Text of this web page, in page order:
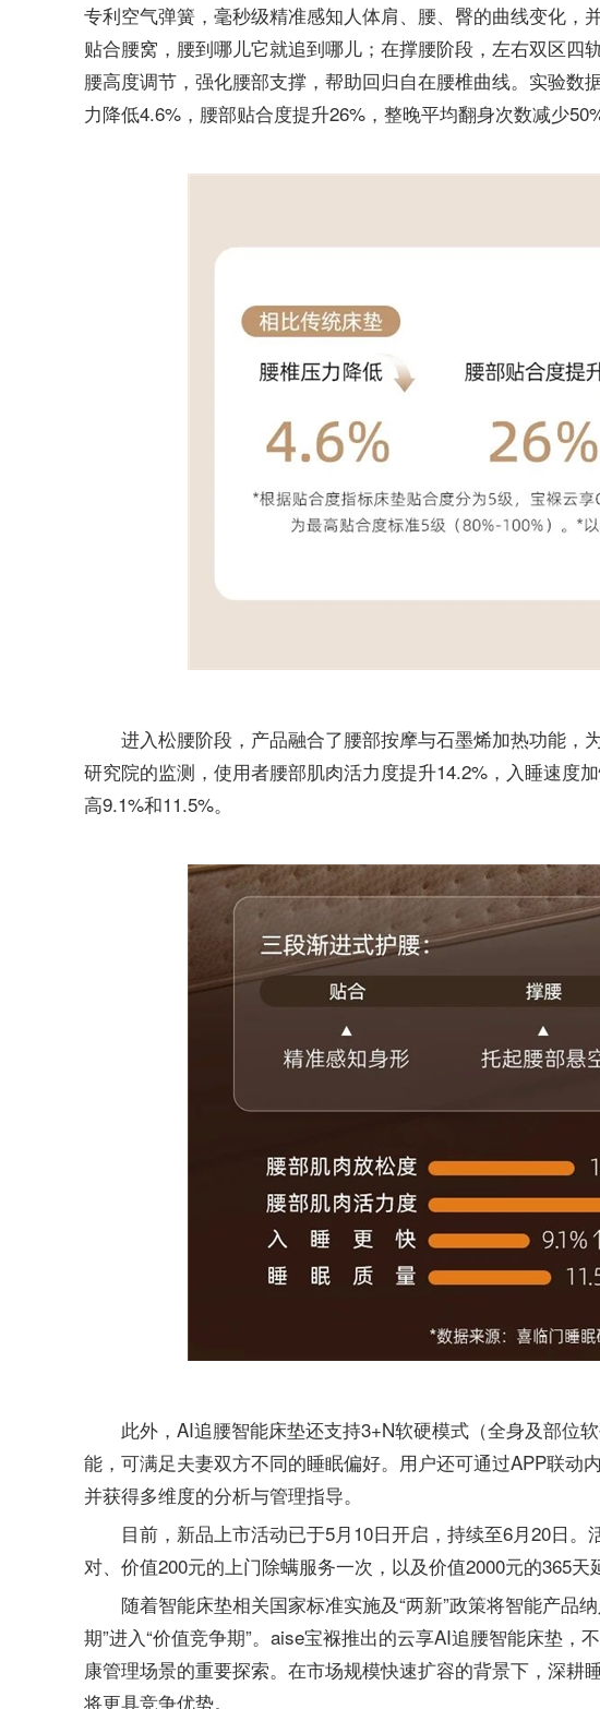
专利空气弹簧，毫秒级精准感知人体肩、腰、臀的曲线变化，
贴合腰窝，腰到哪儿它就追到哪儿；在撑腰阶段，左右双区四
腰高度调节，强化腰部支撑，帮助回归自在腰椎曲线。实验数
力降低4.6%，腰部贴合度提升26%，整晚平均翻身次数减少
进入松腰阶段，产品融合了腰部按摩与石墨烯加热功能，
研究院的监测，使用者腰部肌肉活力度提升14.2%，入睡速度
高9.1%和11.5%。
此外，AI追腰智能床垫还支持3+N软硬模式（全身及部位
能，可满足夫妻双方不同的睡眠偏好。用户还可通过APP联动
并获得多维度的分析与管理指导。
目前，新品上市活动已于5月10日开启，持续至6月20日
对、价值200元的上门除螨服务一次，以及价值2000元的365天
随着智能床垫相关国家标准实施及“两新”政策将智能产品
期”进入“价值竞争期”。aise宝褓推出的云享AI追腰智能床垫，
康管理场景的重要探索。在市场规模快速扩容的背景下，深耕
将更具竞争优势。